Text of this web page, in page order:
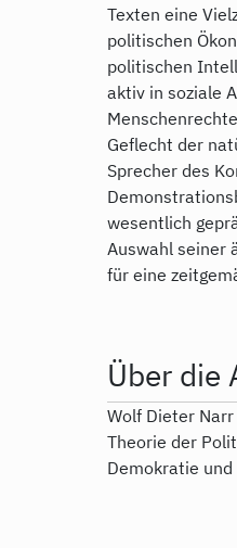
Texten eine
politischen
politischen
aktiv in soziale
Geflecht der
Sprecher des
wesentlich
Auswahl seiner
für eine
Über die
Wolf Dieter
Theorie der
Demokratie